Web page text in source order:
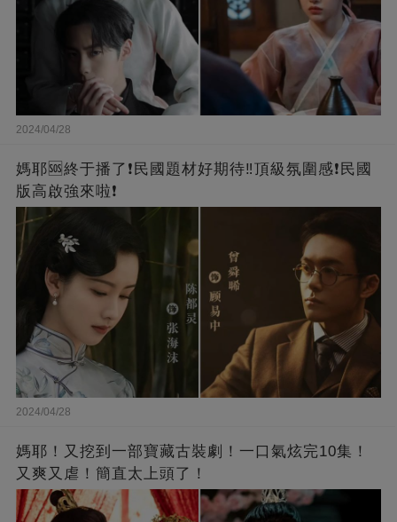
2024/04/28
媽耶🆘終于播了❗️民國題材好期待‼️頂級氛圍感❗️民國
版高啟強來啦❗
2024/04/28
媽耶！又挖到一部寶藏古裝劇！一口氣炫完10集！
又爽又虐！簡直太上頭了！